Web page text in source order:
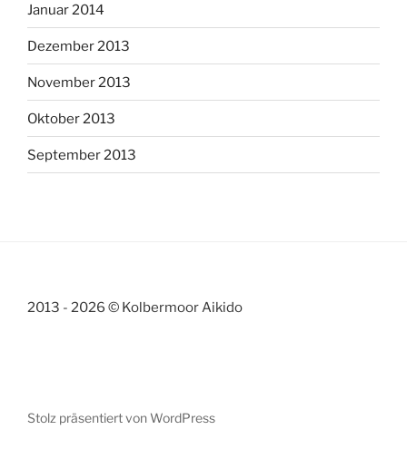
Januar 2014
Dezember 2013
November 2013
Oktober 2013
September 2013
2013 - 2026 © Kolbermoor Aikido
Stolz präsentiert von WordPress